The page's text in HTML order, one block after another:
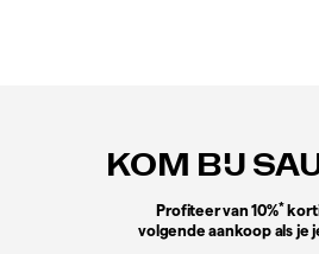
KOM BIJ
Profiteer van 10%*
volgende aankoop als je